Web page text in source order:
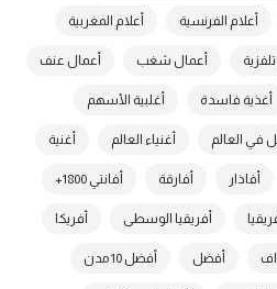
أعلام الفرنسية أعلام المغربية
أعمال شغب أعمال عنف
أغذية فاسدة أغلبية الأسهم
في العالم أغنياء العالم أغنية
أفاذار أفارقة أفانتي 1800+
أفريقيا الوسطى أفريكا
أفضل أفضل 10 مدن